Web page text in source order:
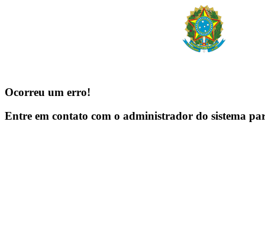
Ocorreu um erro!
Entre em contato com o administrador do sistema